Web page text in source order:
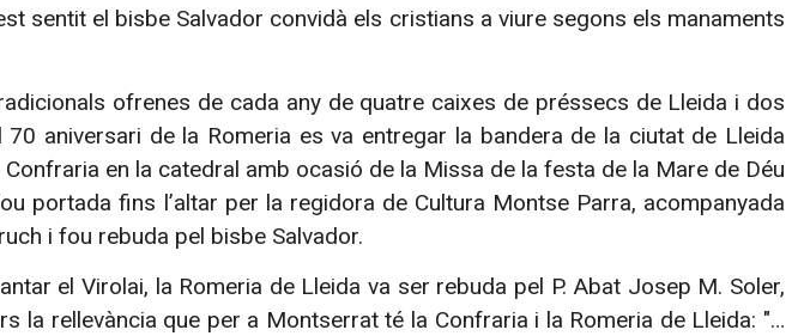
sentit el bisbe Salvador convidà els cristians a viure segons els manaments
ofrenes de cada any de quatre caixes de préssecs de Lleida i dos
70 aniversari de la Romeria es va entregar la bandera de la ciutat de Lleida
Confraria en la catedral amb ocasió de la Missa de la festa de la Mare de Déu
portada fins l’altar per la regidora de Cultura Montse Parra, acompanyada
i fou rebuda pel bisbe Salvador.
el Virolai, la Romeria de Lleida va ser rebuda pel P. Abat Josep M. Soler,
la rellevància que per a Montserrat té la Confraria i la Romeria de Lleida: "…